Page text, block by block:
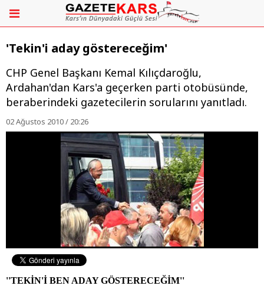
'Tekin'i aday göstereceğim'
CHP Genel Başkanı Kemal Kılıçdaroğlu,
Ardahan'dan Kars'a geçerken parti otobüsünde,
beraberindeki gazetecilerin sorularını yanıtladı.
02 Ağustos 2010 / 20:26
''TEKİN'İ BEN ADAY GÖSTERECEĞİM''